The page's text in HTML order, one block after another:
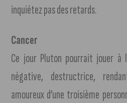
inquiétez pas des retards.
Cancer
Ce jour Pluton pourrait jouer à
négative, destructrice,
amoureux d’une troisième